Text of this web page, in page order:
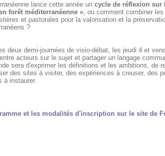
lance cette année un cycle de réflexion sur
forêt méditerranéenne », ou comment combiner les
et pastorales pour la valorisation et la
?
deux demi-journées de visio-débat, les jeudi 4 et
acteurs sur le sujet et partager un langage
sera d'exprimer les définitions et les ambitions, de
des sites à visiter, des expériences à creuser, des
à instaurer.
et les modalités d'inscription sur le site de